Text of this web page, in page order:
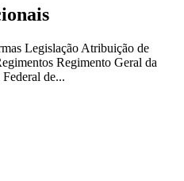
Legislação Atribuição de
Regimento Geral da
de...